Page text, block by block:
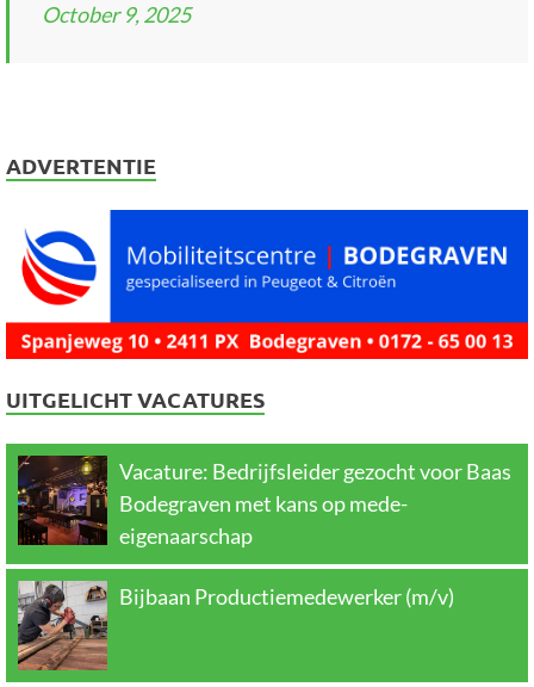
October 9, 2025
ADVERTENTIE
UITGELICHT VACATURES
Vacature: Bedrijfsleider gezocht voor Baas
Bodegraven met kans op mede-
eigenaarschap
Bijbaan Productiemedewerker (m/v)